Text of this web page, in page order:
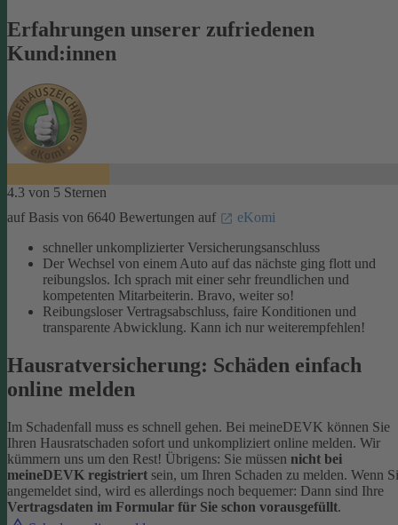
Erfahrungen unserer zufriedenen
Kund:innen
4.3 von 5 Sternen
auf Basis von 6640 Bewertungen auf
eKomi
schneller unkomplizierter Versicherungsanschluss
Der Wechsel von einem Auto auf das nächste ging flott und
reibungslos. Ich sprach mit einer sehr freundlichen und
kompetenten Mitarbeiterin. Bravo, weiter so!
Reibungsloser Vertragsabschluss, faire Konditionen und
transparente Abwicklung. Kann ich nur weiterempfehlen!
Hausratversicherung: Schäden einfach
online melden
Im Schadenfall muss es schnell gehen. Bei meineDEVK können Sie
Ihren Hausratschaden sofort und unkompliziert online melden. Wir
kümmern uns um den Rest! Übrigens: Sie müssen nicht bei
meineDEVK registriert sein, um Ihren Schaden zu melden. Wenn
angemeldet sind, wird es allerdings noch bequemer: Dann sind Ihre
Vertragsdaten im Formular für Sie schon vorausgefüllt.